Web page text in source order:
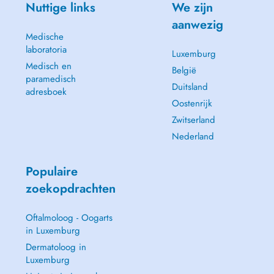
Nuttige links
Medische
laboratoria
Medisch en
paramedisch
adresboek
We zijn
aanwezig
Luxemburg
België
Duitsland
Oostenrijk
Zwitserland
Nederland
Populaire
zoekopdrachten
Oftalmoloog - Oogarts
in Luxemburg
Dermatoloog in
Luxemburg